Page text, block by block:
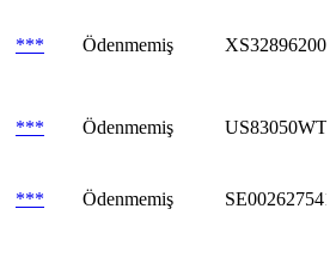
*** Ödenmemiş
*** Ödenmemiş
*** Ödenmemiş